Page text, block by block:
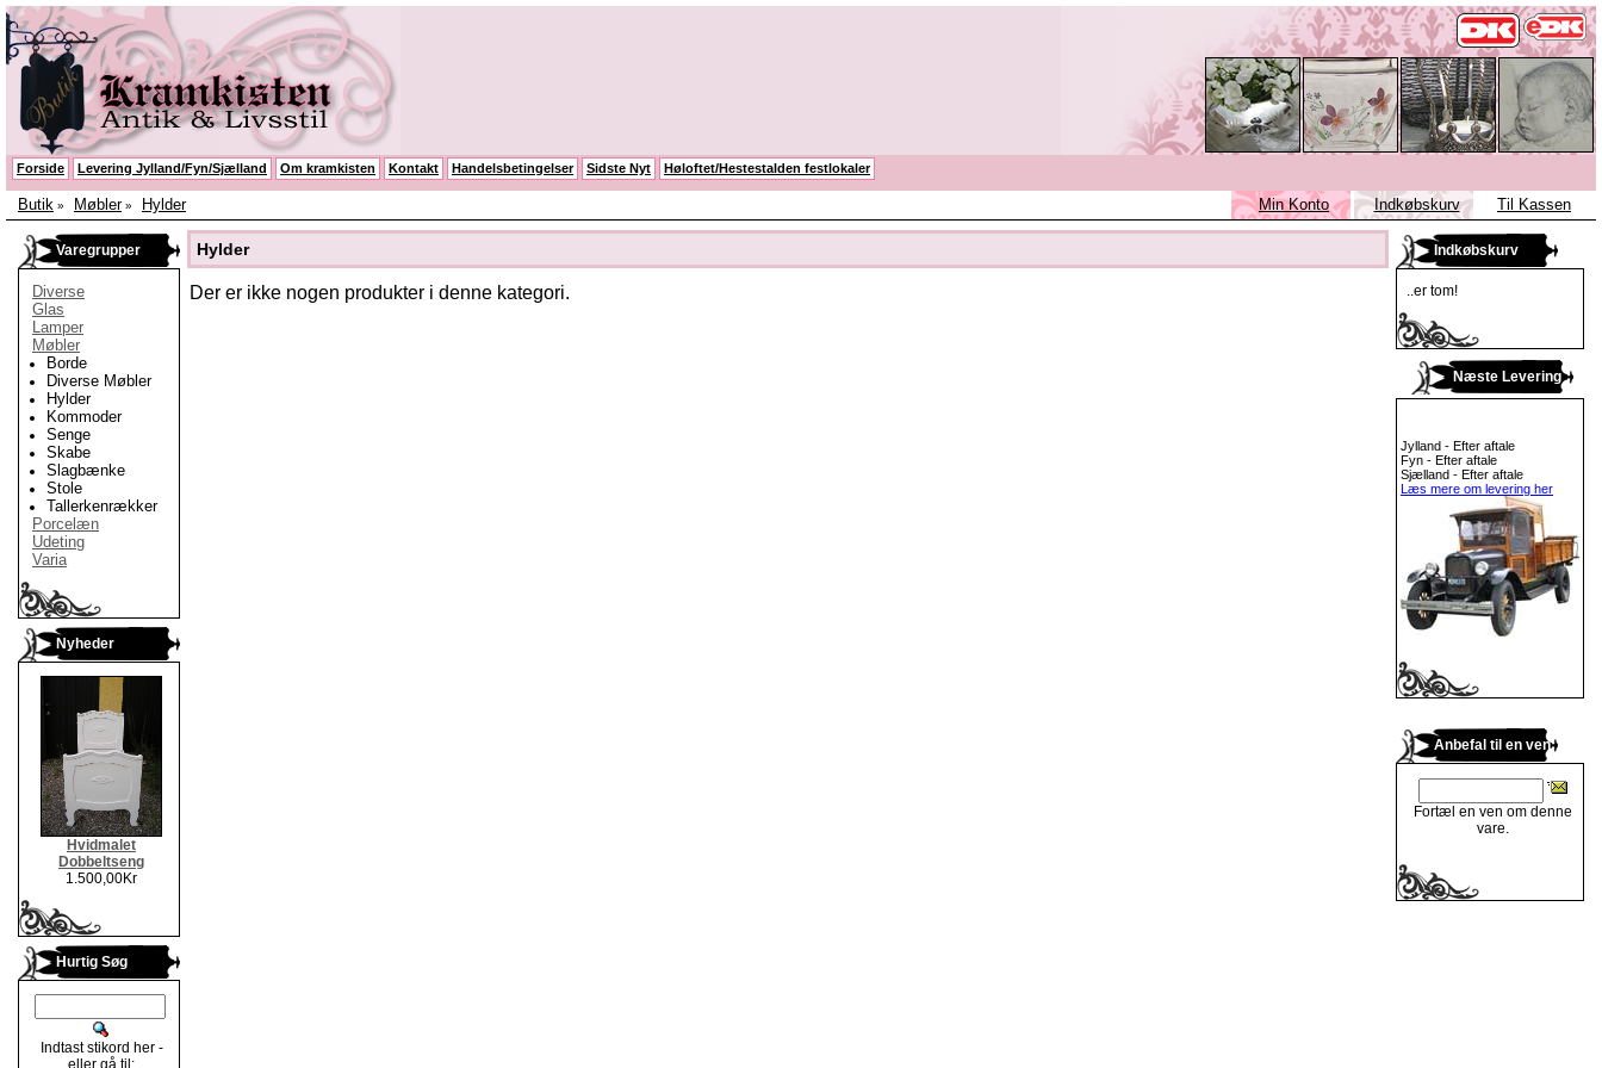
Forside Levering Jylland/Fyn/Sjælland Om kramkisten Kontakt Handelsbetingelser Sidste Nyt Høloftet/Hestestalden festlokaler
Butik » Møbler» Hylder Min Konto Indkøbskurv Til Kassen
Varegrupper
Diverse
Glas
Lamper
Møbler
Borde
Diverse Møbler
Hylder
Kommoder
Senge
Skabe
Slagbænke
Stole
Tallerkenrækker
Porcelæn
Udeting
Varia
Nyheder
Hvidmalet
Dobbeltseng
1.500,00Kr
Hurtig Søg
Indtast stikord her -
eller gå til:
Hylder
Der er ikke nogen produkter i denne kategori.
Indkøbskurv
..er tom!
Næste Levering
Jylland - Efter aftale
Fyn - Efter aftale
Sjælland - Efter aftale
Læs mere om levering her
Anbefal til en ven
Fortæl en ven om denne
vare.